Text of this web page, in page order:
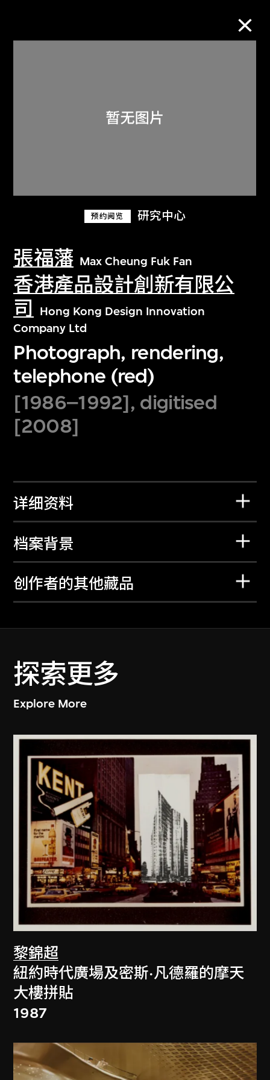
预约阅览 研究中心
張福藩 Max Cheung Fuk Fan
香港產品設計創新有限公
司
Hong Kong Design Innovation
Company Ltd
Photograph, rendering,
telephone (red)
[1986–1992], digitised
[2008]
详细资料
档案背景
创作者的其他藏品
探索更多
Explore More
黎錦超
紐約時代廣場及密斯·凡德羅的摩天
大樓拼貼
1987
关于M+藏品
探索世界顶级的二十及二十一世纪视觉
文化藏品。